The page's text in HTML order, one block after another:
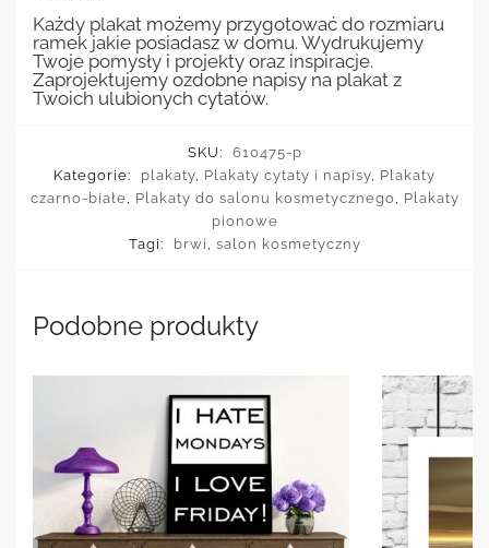
Każdy plakat możemy przygotować do rozmiaru
ramek jakie posiadasz w domu. Wydrukujemy
Twoje pomysły i projekty oraz inspiracje.
Zaprojektujemy ozdobne napisy na plakat z
Twoich ulubionych cytatów.
SKU:
610475-p
Kategorie:
plakaty Plakaty cytaty i napisy Plakaty
czarno-białe
Plakaty do salonu kosmetycznego
Plakaty
pionowe
Tagi:
brwi salon kosmetyczny
Podobne produkty